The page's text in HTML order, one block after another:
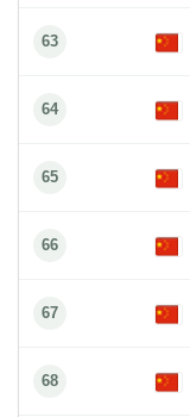
63
64
65
66
67
68